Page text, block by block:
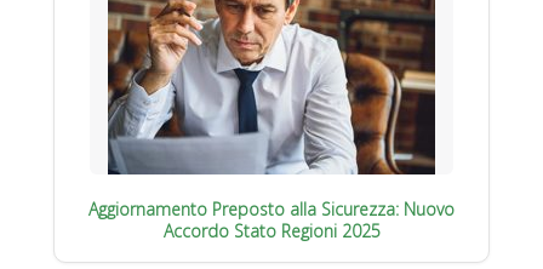
Aggiornamento Preposto alla Sicurezza: Nuovo
Accordo Stato Regioni 2025